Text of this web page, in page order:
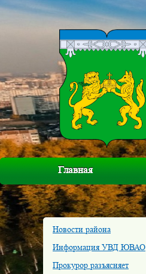
Главная
Новости района
Информация УВД ЮВАО
Прокурор разъясняет